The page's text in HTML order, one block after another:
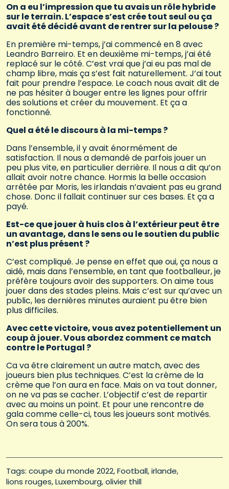
On a eu l’impression que tu avais un rôle hybride
sur le terrain. L’espace s’est crée tout seul ou ça
avait été décidé avant de rentrer sur la pelouse ?
En première mi-temps, j’ai commencé en 8 avec
Leandro Barreiro. Et en deuxième mi-temps, j’ai été
replacé sur le côté. C’est vrai que j’ai eu pas mal de
champ libre, mais ça s’est fait naturellement. J’ai tout
fait pour prendre l’espace. Le coach nous avait dit de
ne pas hésiter à bouger entre les lignes pour offrir
des solutions et créer du mouvement. Et ça a
fonctionné.
Quel a été le discours à la mi-temps ?
Dans l’ensemble, il y avait énormément de
satisfaction. Il nous a demandé de parfois jouer un
peu plus vite, en particulier derrière. Il nous a dit qu’on
allait avoir notre chance. Hormis la belle occasion
arrêtée par Moris, les irlandais n’avaient pas eu grand
chose. Donc il fallait continuer sur ces bases. Et ça a
payé.
Est-ce que jouer à huis clos à l’extérieur peut être
un avantage, dans le sens ou le soutien du public
n’est plus présent ?
C’est compliqué. Je pense en effet que oui, ça nous a
aidé, mais dans l’ensemble, en tant que footballeur, je
préfère toujours avoir des supporters. On aime tous
jouer dans des stades pleins. Mais c’est sur qu’avec un
public, les dernières minutes auraient pu être bien
plus difficiles.
Avec cette victoire, vous avez potentiellement un
coup à jouer. Vous abordez comment ce match
contre le Portugal ?
Ca va être clairement un autre match, avec des
joueurs bien plus techniques. C’est la crème de la
crème que l’on aura en face. Mais on va tout donner,
on ne va pas se cacher. L’objectif c’est de repartir
avec au moins un point. Et pour une rencontre de
gala comme celle-ci, tous les joueurs sont motivés.
On sera tous à 200%.
Tags: coupe du monde 2022 Football irlande
lions rouges Luxembourg olivier thill